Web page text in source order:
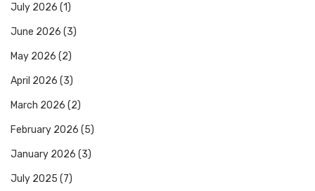
July 2026 (1)
June 2026 (3)
May 2026 (2)
April 2026 (3)
March 2026 (2)
February 2026 (5)
January 2026 (3)
July 2025 (7)